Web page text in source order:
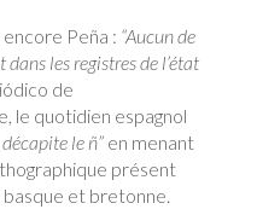
encore Peña : “Aucun de
les registres de l’état
de
le quotidien espagnol
le ñ”en menant
présent
basque et bretonne.